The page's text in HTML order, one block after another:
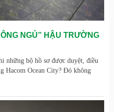
NGỦ” HẬU TRƯỜNG
những bộ hồ sơ được duyệt, điều
Hacom Ocean City? Đó không